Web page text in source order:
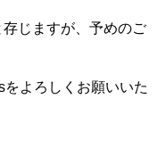
じますが、予めのご
よろしくお願いいた